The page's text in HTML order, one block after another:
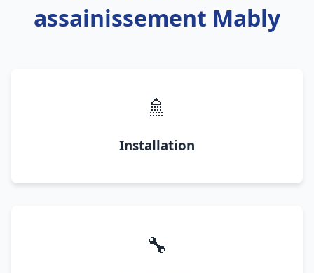
assainissement Mably
🚿
Installation
🔧